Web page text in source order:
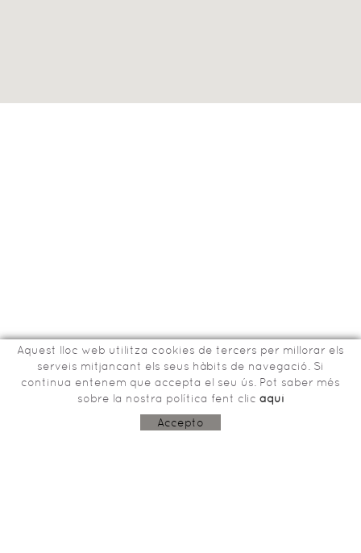
Bisbe Tomàs de Lorenzana, 15
17800 OLOT (Girona)
Aquest lloc web utilitza cookies de tercers per millorar els
serveis mitjancant els seus hàbits de navegació. Si
continua entenem que accepta el seu ús. Pot saber més
sobre la nostra política fent clic aquí
Accepto